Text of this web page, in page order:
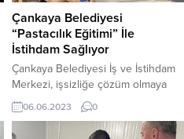
Çankaya Belediyesi
“Pastacılık Eğitimi” İle
İstihdam Sağlıyor
Çankaya Belediyesi İş ve İstihdam
Merkezi, işsizliğe çözüm olmaya
devam ediyor. Özel sektör firmaları
ile iş birliği yapan Çankaya
Belediyesi, istihdam garantili
06.06.2023 0